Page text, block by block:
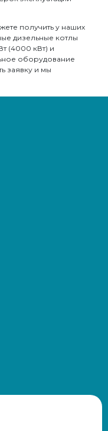
получить у наших
дизельные котлы
(4000 кВт) и
оборудование
заявку и мы